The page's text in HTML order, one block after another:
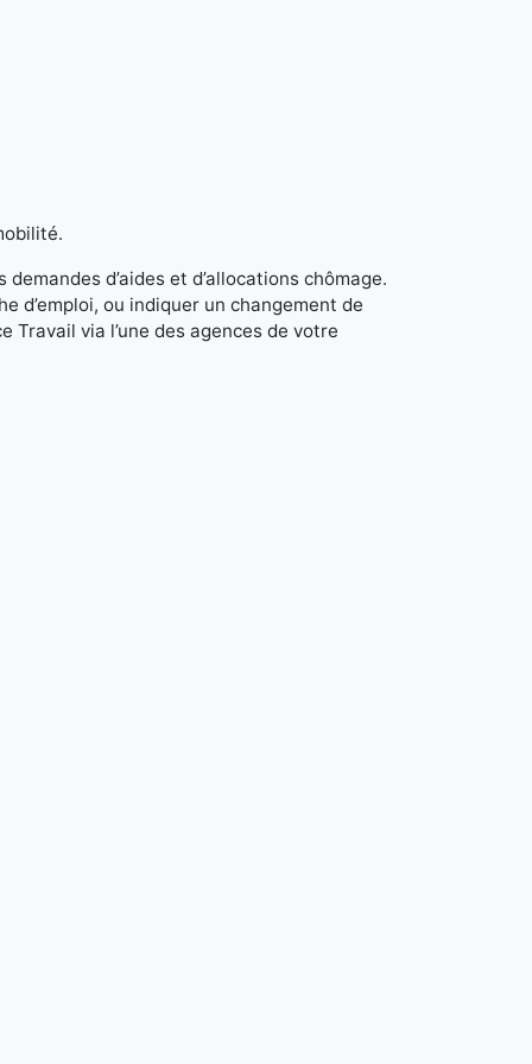
d’aides et d’allocations chômage.
d’emploi, ou indiquer un changement de
via l’une des agences de votre